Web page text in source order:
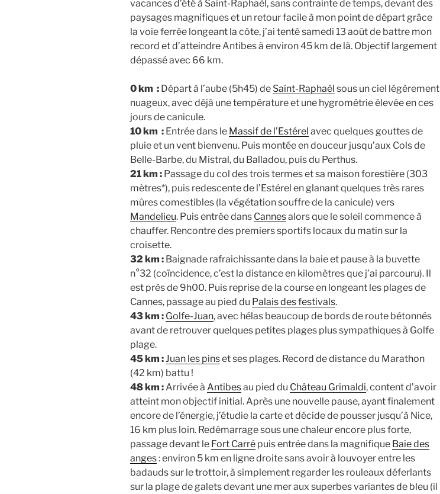
vacances d’été à Saint-Raphaël, sans contrainte de temps, devant des
paysages magnifiques et un retour facile à mon point de départ grâce
la voie ferrée longeant la côte, j’ai tenté samedi 13 août de battre mon
record et d’atteindre Antibes à environ 45 km de là. Objectif largement
dépassé avec 66 km.
0 km : Départ à l’aube (5h45) de Saint-Raphaël sous un ciel légèrement
nuageux, avec déjà une température et une hygrométrie élevée en ces
jours de canicule.
10 km : Entrée dans le Massif de l’Estérel avec quelques gouttes de
pluie et un vent bienvenu. Puis montée en douceur jusqu’aux Cols de
Belle-Barbe, du Mistral, du Balladou, puis du Perthus.
21 km : Passage du col des trois termes et sa maison forestière (303
mètres*), puis redescente de l’Estérel en glanant quelques très rares
mûres comestibles (la végétation souffre de la canicule) vers
Mandelieu. Puis entrée dans Cannesalors que le soleil commence à
chauffer. Rencontre des premiers sportifs locaux du matin sur la
croisette.
32 km : Baignade rafraichissante dans la baie et pause à la buvette
n°32 (coïncidence, c’est la distance en kilomètres que j’ai parcouru). Il
est près de 9h00. Puis reprise de la course en longeant les plages de
Cannes, passage au pied du Palais des festivals.
43 km : Golfe-Juan, avec hélas beaucoup de bords de route bétonnés
avant de retrouver quelques petites plages plus sympathiques à Golfe
plage.
45 km :Juan les pinset ses plages. Record de distance du Marathon
(42 km) battu !
48 km :Arrivée à Antibesau pied du Château Grimaldi, content d’avoir
atteint mon objectif initial. Après une nouvelle pause, ayant finalement
encore de l’énergie, j’étudie la carte et décide de pousser jusqu’à Nice,
16 km plus loin. Redémarrage sous une chaleur encore plus forte,
passage devant le Fort Carré puis entrée dans la magnifique Baie des
anges: environ 5 km en ligne droite sans avoir à louvoyer entre les
badauds sur le trottoir, à simplement regarder les rouleaux déferlants
sur la plage de galets devant une mer aux superbes variantes de bleu (il